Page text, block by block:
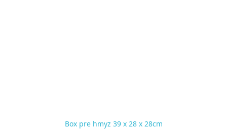
Box pre hmyz 39 x 28 x 28cm